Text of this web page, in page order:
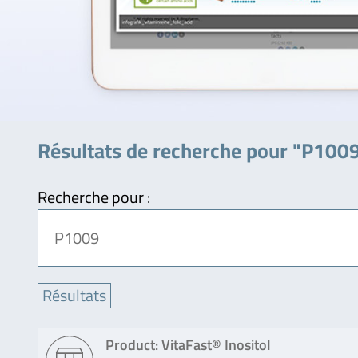
Résultats de recherche pour
Recherche pour :
Product: VitaFast® Inositol